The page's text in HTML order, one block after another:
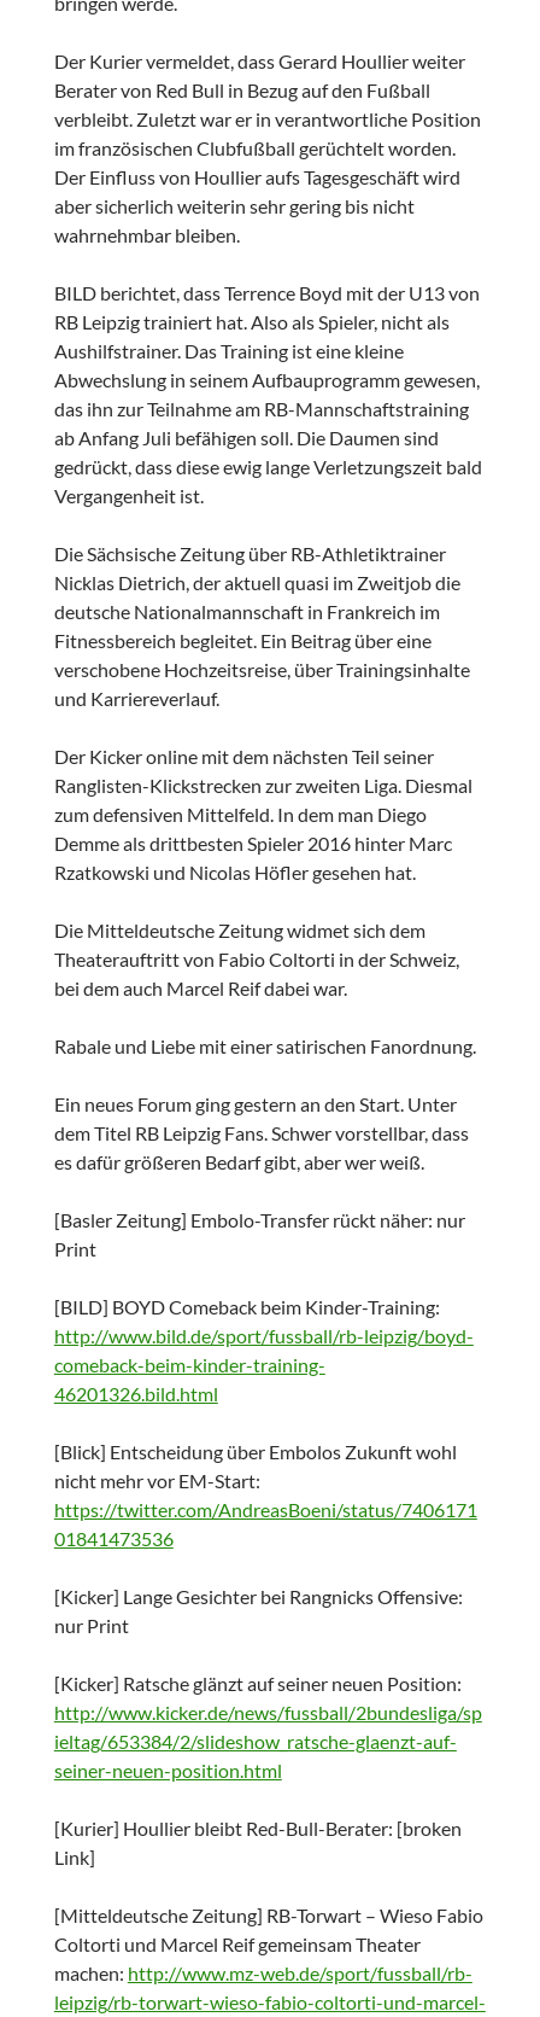
Der Kurier vermeldet, dass Gerard Houllier weiter
Berater von Red Bull in Bezug auf den Fußball
verbleibt. Zuletzt war er in verantwortliche Position
im französischen Clubfußball gerüchtelt worden.
Der Einfluss von Houllier aufs Tagesgeschäft wird
aber sicherlich weiterin sehr gering bis nicht
wahrnehmbar bleiben.
BILD berichtet, dass Terrence Boyd mit der U13 von
RB Leipzig trainiert hat. Also als Spieler, nicht als
Aushilfstrainer. Das Training ist eine kleine
Abwechslung in seinem Aufbauprogramm gewesen,
das ihn zur Teilnahme am RB-Mannschaftstraining
ab Anfang Juli befähigen soll. Die Daumen sind
gedrückt, dass diese ewig lange Verletzungszeit bald
Vergangenheit ist.
Die Sächsische Zeitung über RB-Athletiktrainer
Nicklas Dietrich, der aktuell quasi im Zweitjob die
deutsche Nationalmannschaft in Frankreich im
Fitnessbereich begleitet. Ein Beitrag über eine
verschobene Hochzeitsreise, über Trainingsinhalte
und Karriereverlauf.
Der Kicker online mit dem nächsten Teil seiner
Ranglisten-Klickstrecken zur zweiten Liga. Diesmal
zum defensiven Mittelfeld. In dem man Diego
Demme als drittbesten Spieler 2016 hinter Marc
Rzatkowski und Nicolas Höfler gesehen hat.
Die Mitteldeutsche Zeitung widmet sich dem
Theaterauftritt von Fabio Coltorti in der Schweiz,
bei dem auch Marcel Reif dabei war.
Rabale und Liebe mit einer satirischen Fanordnung.
Ein neues Forum ging gestern an den Start. Unter
dem Titel RB Leipzig Fans. Schwer vorstellbar, dass
es dafür größeren Bedarf gibt, aber wer weiß.
[Basler Zeitung] Embolo-Transfer rückt näher: nur
Print
[BILD] BOYD Comeback beim Kinder-Training:
http://www.bild.de/sport/fussball/rb-leipzig/boyd-
comeback-beim-kinder-training-
46201326.bild.html
[Blick] Entscheidung über Embolos Zukunft wohl
nicht mehr vor EM-Start:
https://twitter.com/AndreasBoeni/status/7406171
01841473536
[Kicker] Lange Gesichter bei Rangnicks Offensive:
nur Print
[Kicker] Ratsche glänzt auf seiner neuen Position:
http://www.kicker.de/news/fussball/2bundesliga/sp
ieltag/653384/2/slideshow_ratsche-glaenzt-auf-
seiner-neuen-position.html
[Kurier] Houllier bleibt Red-Bull-Berater: [broken
Link]
[Mitteldeutsche Zeitung] RB-Torwart – Wieso Fabio
Coltorti und Marcel Reif gemeinsam Theater
machen: http://www.mz-web.de/sport/fussball/rb-
leipzig/rb-torwart-wieso-fabio-coltorti-und-marcel-